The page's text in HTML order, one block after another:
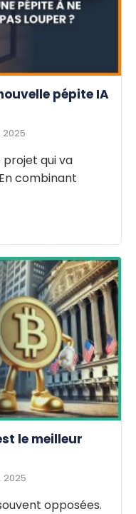
pépite IA
2025
projet qui va
combinant
le meilleur
2025
opposées.